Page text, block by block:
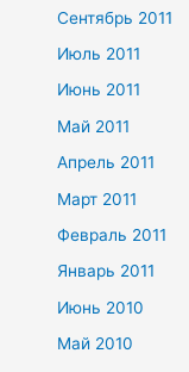
Сентябрь 2011
Июль 2011
Июнь 2011
Май 2011
Апрель 2011
Март 2011
Февраль 2011
Январь 2011
Июнь 2010
Май 2010